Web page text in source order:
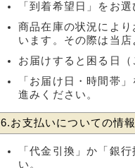
「到着希望日」をお
商品在庫の状況によ
います。その際は当
お届けすると困る日
「お届け日・時間帯
進みください。
6.お支払いについての情
「代金引換」か「銀
い。